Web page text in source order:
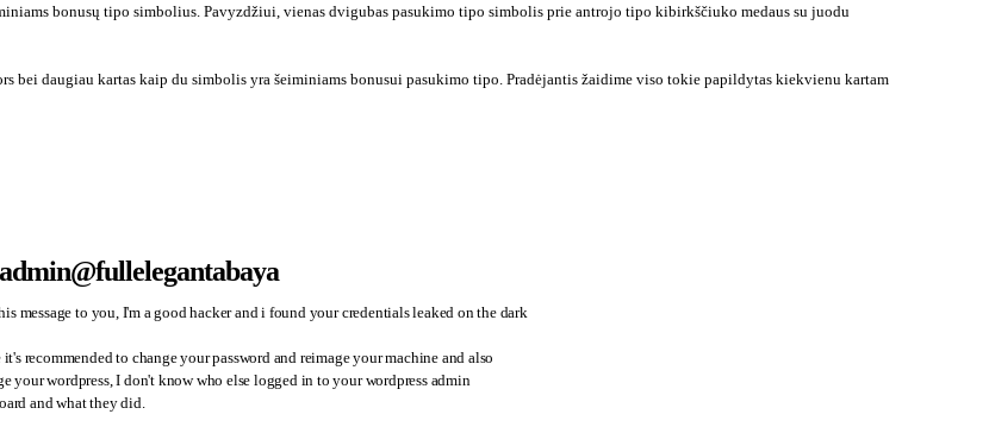
bonusų tipo simbolius. Pavyzdžiui, vienas dvigubas pasukimo tipo simbolis prie antrojo tipo kibirkščiuko medaus su juodu
bei daugiau kartas kaip du simbolis yra šeiminiams bonusui pasukimo tipo. Pradėjantis žaidime viso tokie papildytas kiekvienu kartam
message to you, I'm a good hacker and i found your credentials leaked on the dark
it's recommended to change your password and reimage your machine and also
your wordpress, I don't know who else logged in to your wordpress admin
and what they did.